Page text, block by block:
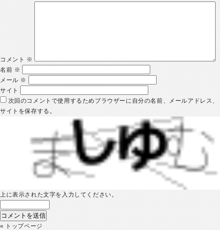
コメント ※
名前 ※
メール ※
サイト
次回のコメントで使用するためブラウザーに自分の名前、メールアドレス、
サイトを保存する。
上に表示された文字を入力してください。
«
トップページ